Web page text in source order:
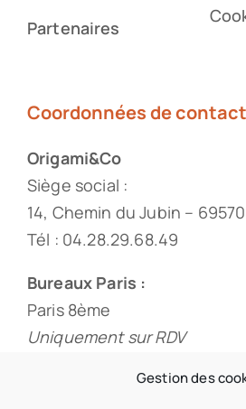
Gestion des
Partenaires
Coordonnées de contact
Origami&Co
Siège social :
14, Chemin du Jubin –
Tél : 04.28.29.68.49
Bureaux Paris :
Paris 8ème
Uniquement sur RDV